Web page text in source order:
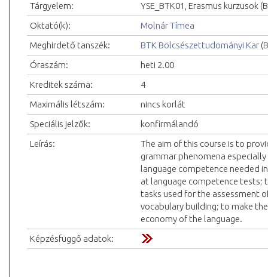
Tárgyelem:
YSE_BTK01, Erasmus kurzusok
Oktató(k):
Molnár Tímea
Meghirdető tanszék:
BTK Bölcsészettudományi Kar (
Óraszám:
heti 2.00
Kreditek száma:
4
Maximális létszám:
nincs korlát
Speciális jelzők:
konfirmálandó
Leírás:
The aim of this course is to
grammar phenomena
language competence needed
at language competence tests;
tasks used for the assessment
vocabulary building; to make
economy of the language.
Képzésfüggő adatok: